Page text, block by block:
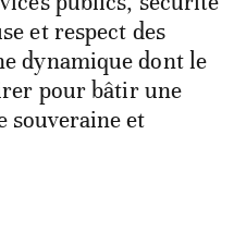
et respect des
dynamique dont le
pour bâtir une
souveraine et